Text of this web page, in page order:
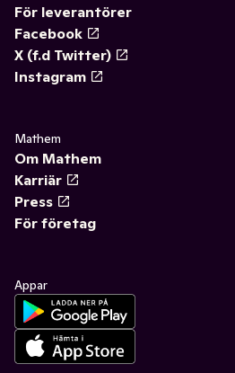
För leverantörer
Facebook
X (f.d Twitter)
Instagram
Mathem
Om Mathem
Karriär
Press
För företag
Appar